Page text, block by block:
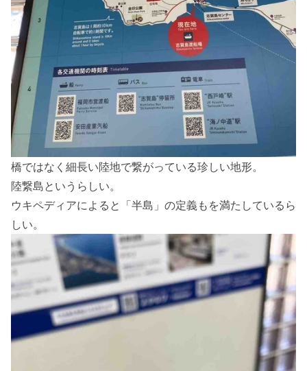
橋ではなく細長い陸地で繋がっている珍しい地形。
陸繋島というらしい。
ウキペディアによると「半島」の定義もを満たしているら
しい。